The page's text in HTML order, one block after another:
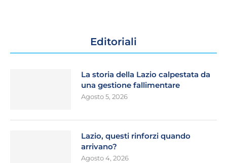
Editoriali
La storia della Lazio calpestata da
una gestione fallimentare
Agosto 5, 2026
Lazio, questi rinforzi quando
arrivano?
Agosto 4, 2026